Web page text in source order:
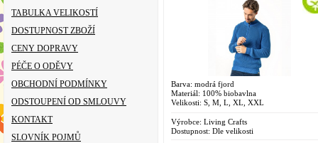
TABULKA VELIKOSTÍ
DOSTUPNOST ZBOŽÍ
CENY DOPRAVY
PÉČE O ODĚVY
OBCHODNÍ PODMÍNKY
ODSTOUPENÍ OD SMLOUVY
KONTAKT
SLOVNÍK POJMŮ
Barva: modrá fjord
Materiál: 100% biobavlna
Velikosti: S, M, L, XL, XXL
Výrobce: Living Crafts
Dostupnost: Dle velikosti